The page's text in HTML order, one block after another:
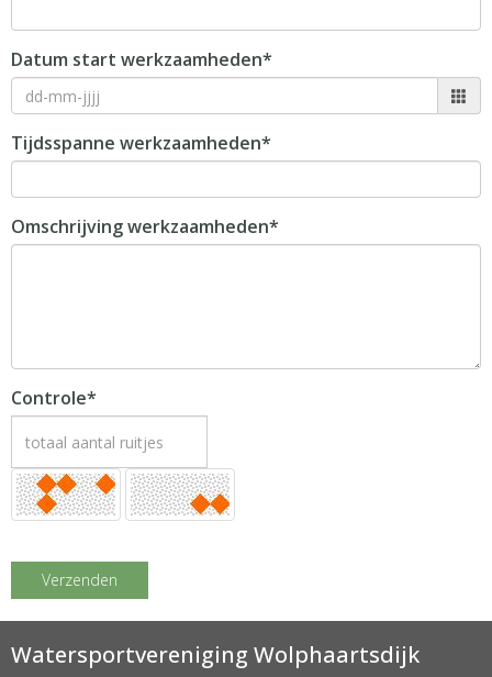
Datum start werkzaamheden*
Tijdsspanne werkzaamheden*
Omschrijving werkzaamheden*
Controle*
Verzenden
Watersportvereniging Wolphaartsdijk